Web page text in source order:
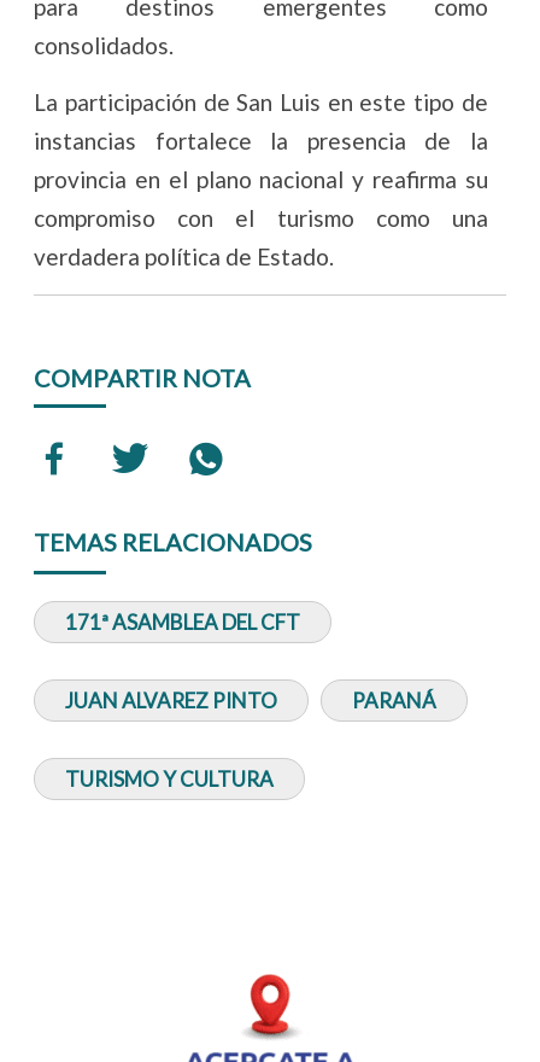
para destinos emergentes como
consolidados.
La participación de San Luis en este tipo de
instancias fortalece la presencia de la
provincia en el plano nacional y reafirma su
compromiso con el turismo como una
verdadera política de Estado.
COMPARTIR NOTA
TEMAS RELACIONADOS
171ª ASAMBLEA DEL CFT
JUAN ALVAREZ PINTO PARANÁ
TURISMO Y CULTURA